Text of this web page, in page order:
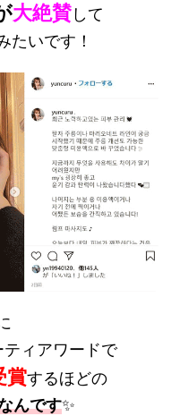
大絶賛して
たいです！
ィアワードで
賞するほどの
んです✨